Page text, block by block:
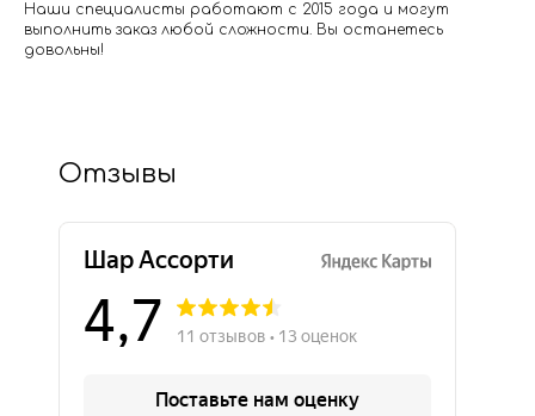
Наши специалисты работают с 2015 года и могут
выполнить заказ любой сложности. Вы останетесь
довольны!
Отзывы